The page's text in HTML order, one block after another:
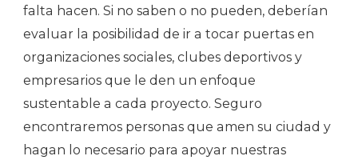
falta hacen. Si no saben o no pueden, deberían
evaluar la posibilidad de ir a tocar puertas en
organizaciones sociales, clubes deportivos y
empresarios que le den un enfoque
sustentable a cada proyecto. Seguro
encontraremos personas que amen su ciudad y
hagan lo necesario para apoyar nuestras